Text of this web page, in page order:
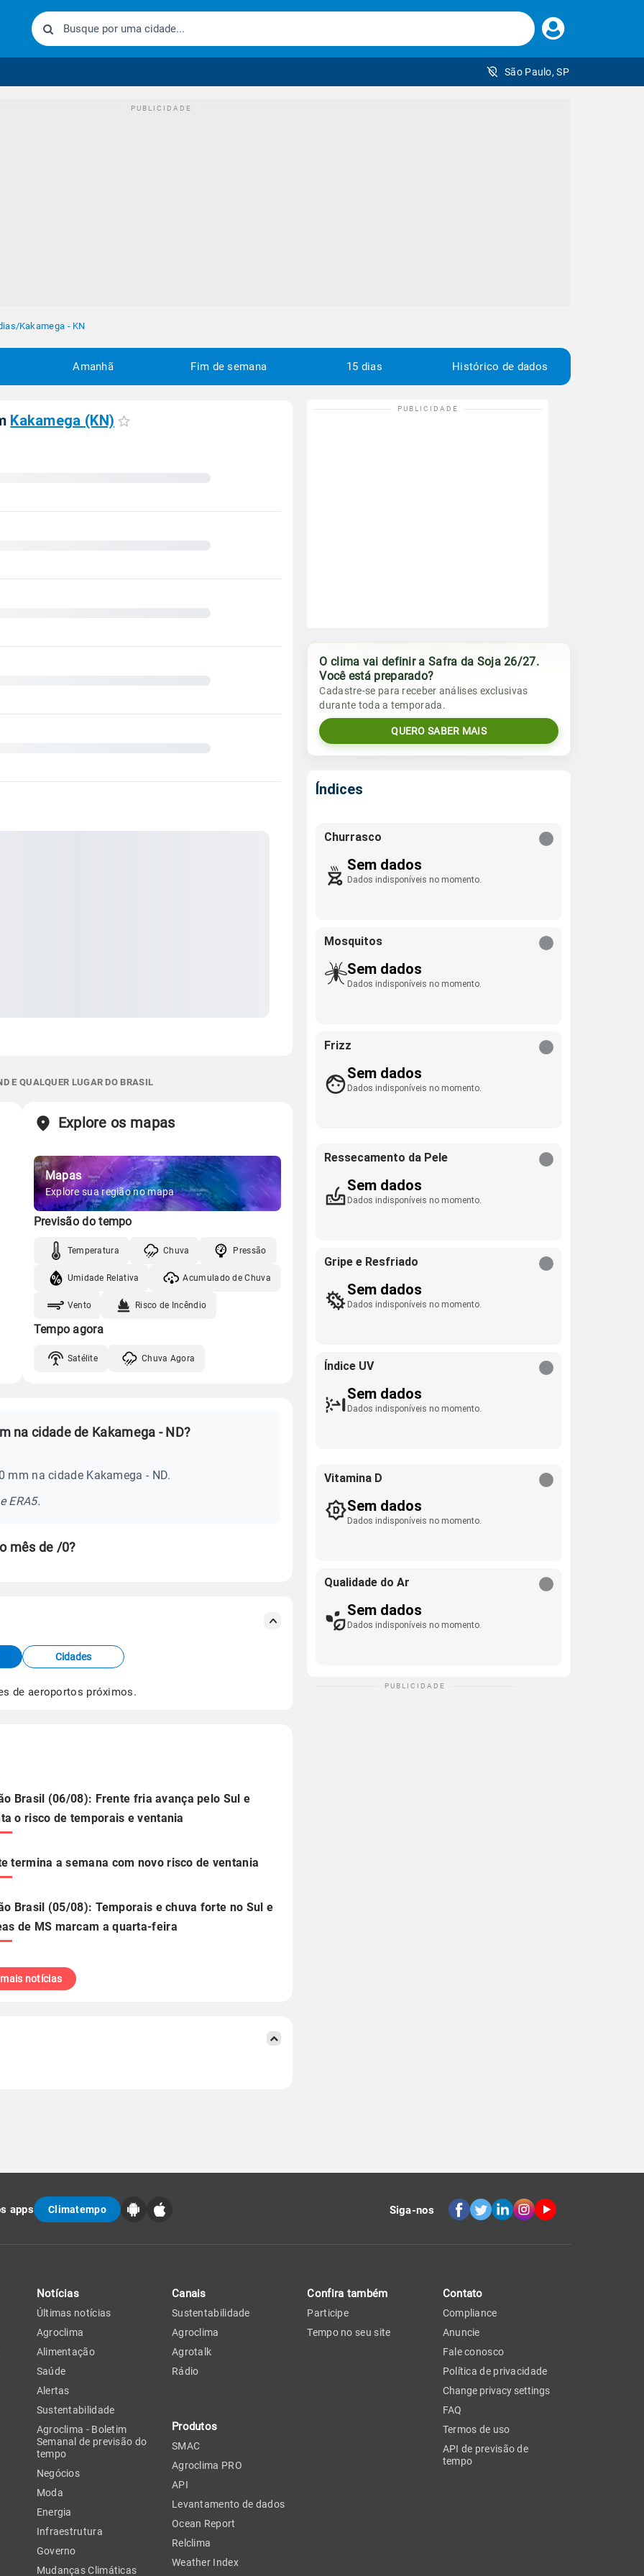
Faça
seu
São Paulo, SP
/Kakamega - KN
Amanhã Fim de semana 15 dias Histórico de dados
Kakamega (KN)
E QUALQUER LUGAR DO BRASIL
Explore os mapas
Mapas
Explore sua região no mapa
Previsão do tempo
Temperatura Chuva Pressão
Umidade Relativa Acumulado de Chuva
Vento Risco de Incêndio
Tempo agora
Satélite Chuva Agora
Qual é a média mensal de chuva em na cidade de Kakamega - ND?
mm na cidade Kakamega - ND.
ERA5.
mês de /0?
Cidades
de aeroportos próximos.
Brasil (06/08): Frente fria avança pelo Sul e
o risco de temporais e ventania
termina a semana com novo risco de ventania
Brasil (05/08): Temporais e chuva forte no Sul e
de MS marcam a quarta-feira
notícias
O clima vai definir a Safra da Soja 26/27.
Você está preparado?
Cadastre-se para receber análises exclusivas
durante toda a temporada.
QUERO SABER MAIS
Índices
Churrasco
Sem dados
Dados indisponíveis no momento.
Mosquitos
Sem dados
Dados indisponíveis no momento.
Frizz
Sem dados
Dados indisponíveis no momento.
Ressecamento da Pele
Sem dados
Dados indisponíveis no momento.
Gripe e Resfriado
Sem dados
Dados indisponíveis no momento.
Índice UV
Sem dados
Dados indisponíveis no momento.
Vitamina D
Sem dados
Dados indisponíveis no momento.
Qualidade do Ar
Sem dados
Dados indisponíveis no momento.
apps Climatempo Siga-nos
Notícias
Últimas notícias
Agroclima
Alimentação
Saúde
Alertas
Sustentabilidade
Agroclima - Boletim
Semanal de previsão do
tempo
Negócios
Moda
Energia
Infraestrutura
Governo
Mudanças Climáticas
Canais
Sustentabilidade
Agroclima
Agrotalk
Rádio
Produtos
SMAC
Agroclima PRO
API
Levantamento de dados
Ocean Report
Relclima
Weather Index
Confira também
Participe
Tempo no seu site
Contato
Compliance
Anuncie
Fale conosco
Política de privacidade
Change privacy settings
FAQ
Termos de uso
API de previsão de
tempo